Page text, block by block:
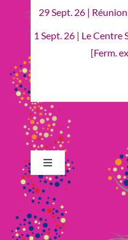
29 Sept. 26 |
1 Sept. 26 | Le Centre
[Ferm.
Toggle
Navigation
Retour en Haut
Actualité